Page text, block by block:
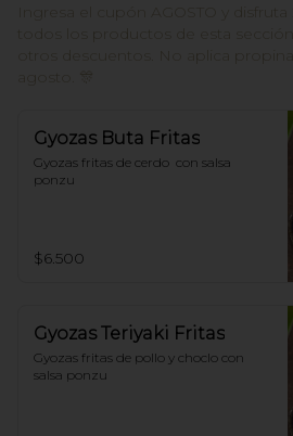
Gyozas Buta Fritas
Gyozas fritas de cerdo  con salsa
ponzu
$6.500
Gyozas Teriyaki Fritas
Gyozas fritas de pollo y choclo con
salsa ponzu